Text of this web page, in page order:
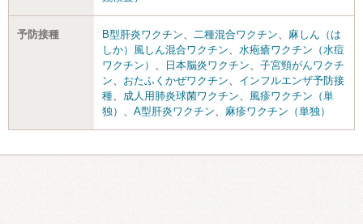
予防接種 B型肝炎ワクチン 二種混合ワクチン
麻しん（は
しか）風しん混合ワクチン
水疱瘡ワクチン（水痘
ワクチン）
日本脳炎ワクチン
子宮頸がんワクチ
ン
おたふくかぜワクチン
インフルエンザ予防接
種
成人用肺炎球菌ワクチン
風疹ワクチン（単
独）
A型肝炎ワクチン 麻疹ワクチン（単独）